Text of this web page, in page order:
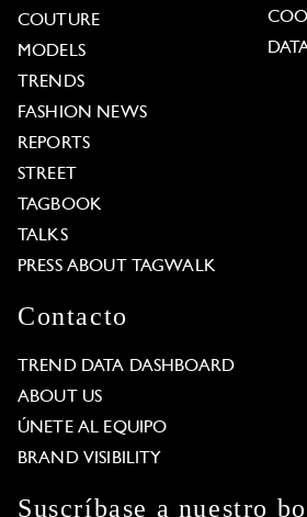
COUTURE
MODELS
TRENDS
FASHION NEWS
REPORTS
STREET
TAGBOOK
TALKS
PRESS ABOUT TAGWALK
Contacto
TREND DATA DASHBOARD
ABOUT US
ÚNETE AL EQUIPO
BRAND VISIBILITY
Suscríbase a nuestro